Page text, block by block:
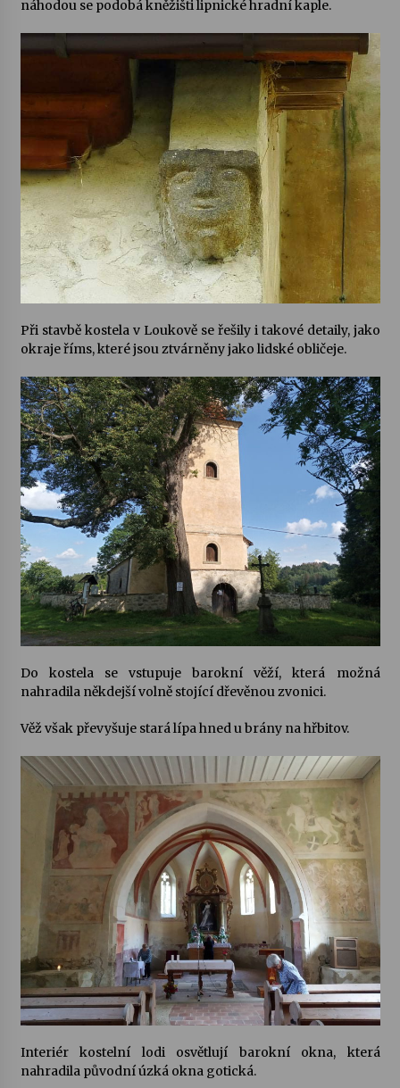
náhodou se podobá kněžišti lipnické hradní kaple.
Při stavbě kostela v Loukově se řešily i takové detaily, jako
okraje říms, které jsou ztvárněny jako lidské obličeje.
Do kostela se vstupuje barokní věží, která možná
nahradila někdejší volně stojící dřevěnou zvonici.
Věž však převyšuje stará lípa hned u brány na hřbitov.
Interiér kostelní lodi osvětlují barokní okna, která
nahradila původní úzká okna gotická.